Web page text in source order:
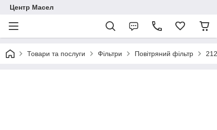
Центр Масел
Товари та послуги Фільтри Повітряний фільтр